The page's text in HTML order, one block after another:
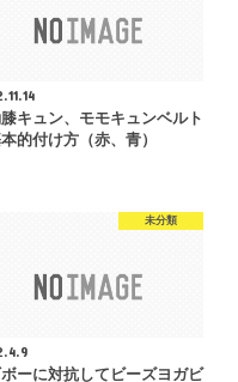
キュン、モモキュンベルト
的付け方（赤、青）
未分類
ボーに対抗してビーズヨガビ